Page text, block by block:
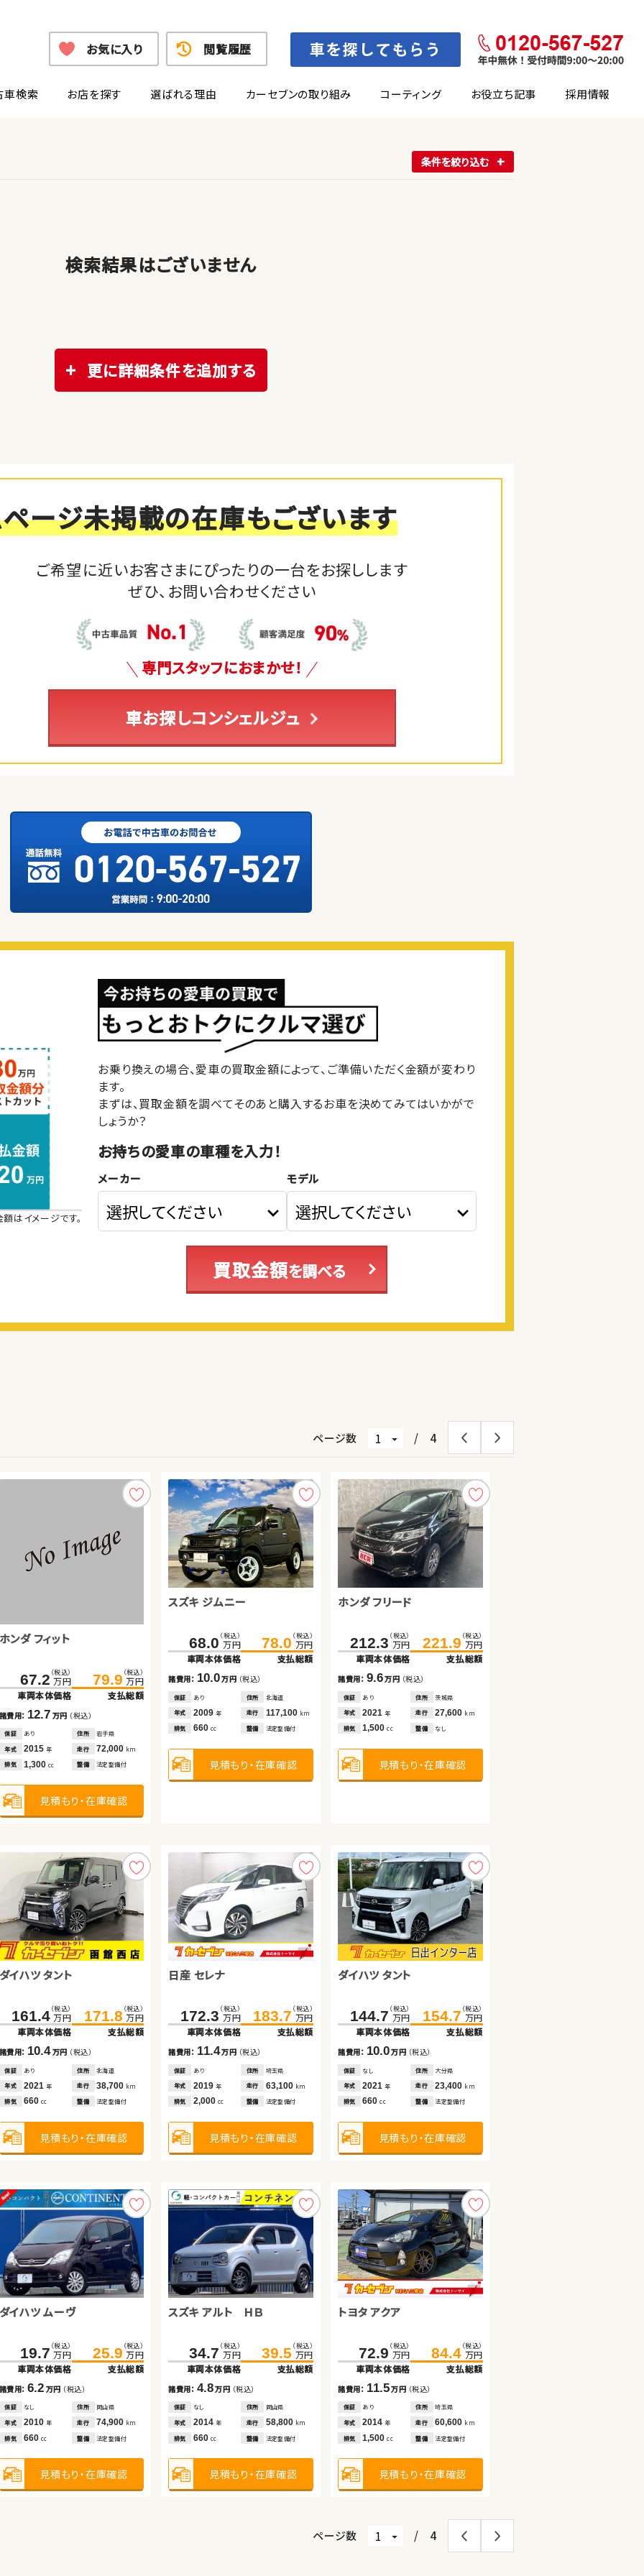
車検索 お店を探す 選ばれる理由 カーセブンの取り組み コーティング お役立ち記事 採用情報
お気に入り 閲覧履歴
条件を絞り込む
検索結果はございません
更に詳細条件を追加する
ージ未掲載の在庫もございます
ご希望に近いお客さまにぴったりの一台をお探しします
ぜひ、お問い合わせください
専門スタッフにおまかせ！
車お探しコンシェルジュ
はイメージです。
お乗り換えの場合、愛車の買取金額によって、ご準備いただく金額が変わり
ます。
まずは、買取金額を調べてそのあと購入するお車を決めてみてはいかがで
しょうか？
お持ちの愛車の車種を入力！
メーカー モデル
買取金額を調べる
ページ数 / 4
ンダ フィット
67.2 （税込）
万円
車両本体価格
79.9 （税込）
万円
支払総額
費用： 12.7 万円 （税込）
保証 あり 住所
岩手県
年式
2015年 走行 72,000 km
排気
1,300cc 整備 法定整備付
見積もり・在庫確認
スズキ ジムニー
68.0 （税込）
万円
車両本体価格
78.0 （税込）
万円
支払総額
諸費用： 10.0万円 （税込）
保証 あり 住所
北海道
年式
2009 年 走行 117,100 km
排気
660 cc 整備 法定整備付
見積もり・在庫確認
ホンダ フリード
212.3 （税込）
万円
車両本体価格
221.9 （税込）
万円
支払総額
諸費用： 9.6万円 （税込）
保証 あり 住所
茨城県
年式
2021年 走行 27,600 km
排気
1,500cc 整備 なし
見積もり・在庫確認
イハツ タント
161.4（税込）
万円
車両本体価格
171.8 （税込）
万円
支払総額
費用： 10.4万円 （税込）
保証 あり 住所
北海道
年式
2021年 走行 38,700 km
排気
660cc 整備 法定整備付
見積もり・在庫確認
日産 セレナ
172.3 （税込）
万円
車両本体価格
183.7 （税込）
万円
支払総額
諸費用： 11.4万円 （税込）
保証 あり 住所
埼玉県
年式
2019 年 走行 63,100 km
排気
2,000 cc 整備 法定整備付
見積もり・在庫確認
ダイハツ タント
144.7 （税込）
万円
車両本体価格
154.7 （税込）
万円
支払総額
諸費用： 10.0万円 （税込）
保証 なし 住所
大分県
年式
2021年 走行 23,400 km
排気
660cc 整備 法定整備付
見積もり・在庫確認
イハツ ムーヴ
19.7 （税込）
万円
車両本体価格
25.9 （税込）
万円
支払総額
費用：6.2 万円 （税込）
保証 なし 住所
岡山県
年式
2010年 走行 74,900 km
排気
660cc 整備 法定整備付
見積もり・在庫確認
スズキ アルト ＨＢ
34.7 （税込）
万円
車両本体価格
39.5 （税込）
万円
支払総額
諸費用： 4.8万円 （税込）
保証 なし 住所
岡山県
年式
2014 年 走行 58,800 km
排気
660 cc 整備 法定整備付
見積もり・在庫確認
トヨタ アクア
72.9 （税込）
万円
車両本体価格
84.4（税込）
万円
支払総額
諸費用： 11.5万円 （税込）
保証 あり 住所
埼玉県
年式
2014年 走行 60,600 km
排気
1,500cc 整備 法定整備付
見積もり・在庫確認
384.0（税込）
万円
費用：11.9 万円（税込）
あり
北海道
年式
2024年 走行
見積もり・在庫確認
トヨタ プリウスＰＨＶ
399.7 （税込）
万円
車両本体価格
408.2 （税込）
万円
支払総額
諸費用： 8.5 万円（税込）
保証 なし 住所
岡山県
年式
2023 年 走行 4,900km
排気
2,000 整備 法定整備付
見積もり・在庫確認
トヨタ アルファード ハイブリ
151.8 （税込）
万円
車両本体価格
159.8 （税込）
万円
支払総額
諸費用： 8.0万円 （税込）
保証 なし 住所
岩手県
年式
2015年 走行 247,400km
排気
2,500cc 整備 法定整備付
見積もり・在庫確認
ヨタ プリウス
140.0（税込）
万円
費用：11.0 万円（税込）
あり
山梨県
年式
2016年 走行
見積もり・在庫確認
日産 エクストレイル
202.3（税込）
諸費用：10.1 万円（税込）
あり
茨城県
年式
2020年 走行
見積もり・在庫確認
トヨタ アルファード ハイブリ
ッド
610.0（税込）
万円
諸費用：11.7 万円（税込）
あり
北海道
年式
2025年 走行
見積もり・在庫確認
ズキ アルト ＨＢ
81.6（税込）
万円
費用： 7.9万円（税込）
なし
埼玉県
年式
2021年 走行
660 整備
見積もり・在庫確認
スズキ スイフト
79.8（税込）
万円
92.9
諸費用：13.1 万円（税込）
あり
鹿児島県
年式
2017年 走行
1,200 整備
見積もり・在庫確認
スズキ ワゴンＲ スティングレ
41.3 （税込）
万円
車両本体価格
48.0（税込）
万円
支払総額
諸費用： 6.7 万円（税込）
保証 なし 住所
長野県
年式
2013年 走行 79,300 km
排気
660cc 整備 なし
見積もり・在庫確認
134.6（税込）
万円
費用：5.2万円（税込）
あり
青森県
年式
2018年 走行
見積もり・在庫確認
スバル フォレスター
290.1 （税込）
万円
車両本体価格
300.0 （税込）
万円
支払総額
諸費用： 9.9 万円（税込）
保証 あり 住所
福島県
年式
2021 年 走行 28,500km
排気
1,800 整備 なし
見積もり・在庫確認
ホンダ フィット
45.8 （税込）
万円
車両本体価格
58.1 （税込）
万円
支払総額
諸費用： 12.3万円（税込）
保証 あり 住所
福島県
年式
2015年 走行 50,500 km
排気
1,300cc 整備 法定整備付
見積もり・在庫確認
ヨタ ノア
307.7（税込）
万円
費用：14.3 万円（税込）
なし
岡山県
年式
2022年 走行
見積もり・在庫確認
トヨタ ルーミー
98.6（税込）
諸費用：11.1 万円（税込）
あり
埼玉県
年式
2018年 走行
見積もり・在庫確認
スズキ ジムニー
163.8（税込）
万円
諸費用：8.8万円（税込）
あり
鹿児島県
年式
2020年 走行
見積もり・在庫確認
ンダ フリード
116.1（税込）
万円
費用： 9.5万円（税込）
あり
神奈川県
年式
2015年 走行
見積もり・在庫確認
トヨタ ノア
142.1（税込）
万円
159.5
諸費用：17.4 万円（税込）
あり
岩手県
年式
2017年 走行
見積もり・在庫確認
トヨタ ルーミー
114.9（税込）
万円
諸費用：10.8 万円（税込）
あり
埼玉県
年式
2020年 走行
見積もり・在庫確認
42.7（税込）
万円
費用：4.6万円（税込）
なし
岡山県
年式
2014年 走行
見積もり・在庫確認
スバル フォレスター ハイブリ
230.0 （税込）
万円
車両本体価格
239.0 （税込）
万円
支払総額
諸費用： 9.0 万円（税込）
保証 あり 住所
岡山県
年式
2020 年 走行 57,600km
排気
2,000 整備 法定整備付
見積もり・在庫確認
ページ数 / 4